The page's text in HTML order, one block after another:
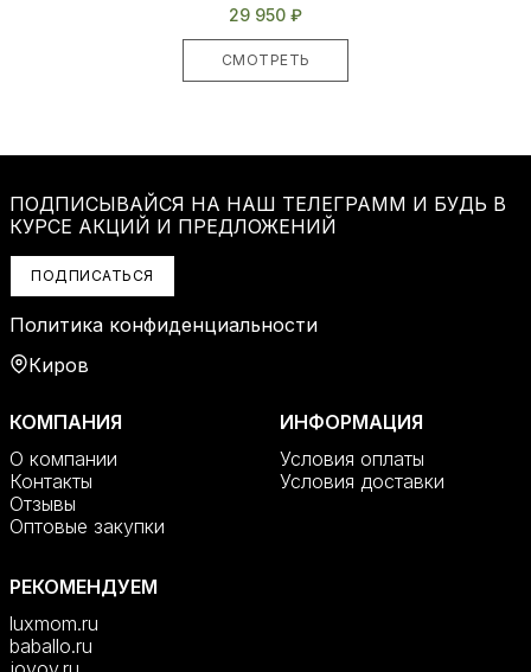
29 950 ₽
СМОТРЕТЬ
КОМПАНИЯ
О компании
Контакты
Отзывы
Оптовые закупки
ИНФОРМАЦИЯ
Условия оплаты
Условия доставки
РЕКОМЕНДУЕМ
luxmom.ru
baballo.ru
ПОДПИСЫВАЙСЯ НА НАШ ТЕЛЕГРАММ И БУДЬ В
КУРСЕ АКЦИЙ И ПРЕДЛОЖЕНИЙ
ПОДПИСАТЬСЯ
Политика конфиденциальности
Киров